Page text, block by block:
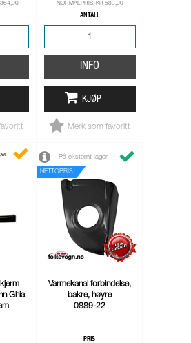
364,00 NORMALPRIS: KR 583,00
ANTALL
INFO
KJØP
Merk som favoritt
Ghia
NETTOPRIS
På eksternt lager
Varmekanal forbindelse,
bakre, høyre
0889-22
PRIS